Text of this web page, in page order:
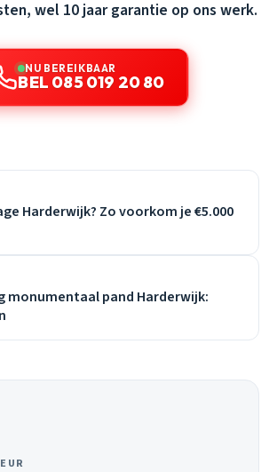
wel 10 jaar garantie op ons werk.
NU BEREIKBAAR
BEL 085 019 20 80
Harderwijk? Zo voorkom je €5.000
monumentaal pand Harderwijk: